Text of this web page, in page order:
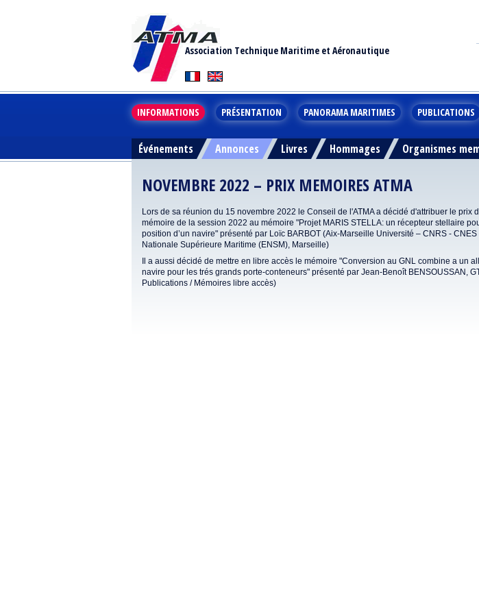
Association Technique Maritime et Aéronautique
INFORMATIONS PRÉSENTATION PANORAMA MARITIMES PUBLICATIONS
Événements Annonces Livres Hommages Organismes
NOVEMBRE 2022 – PRIX MEMOIRES ATMA
Lors de sa réunion du 15 novembre 2022 le Conseil de l'ATMA a décidé d'attribuer le prix
mémoire de la session 2022 au mémoire "Projet MARIS STELLA: un récepteur stellaire
position d’un navire" présenté par Loïc BARBOT (Aix-Marseille Université – CNRS - CNES
Nationale Supérieure Maritime (ENSM), Marseille)
Il a aussi décidé de mettre en libre accès le mémoire "Conversion au GNL combine a un
navire pour les trés grands porte-conteneurs" présenté par Jean-Benoît BENSOUSSAN,
Publications / Mémoires libre accès)